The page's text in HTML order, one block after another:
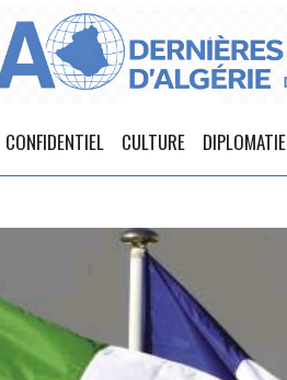
CONFIDENTIEL CULTURE DIPLOMATIE